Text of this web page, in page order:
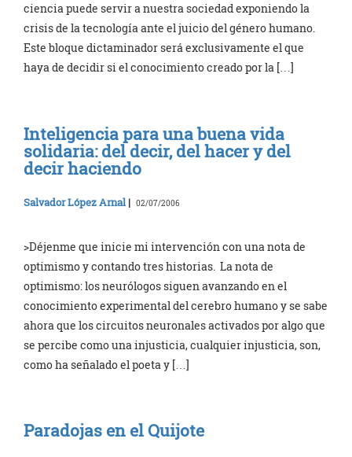
ciencia puede servir a nuestra sociedad exponiendo la
crisis de la tecnología ante el juicio del género humano.
Este bloque dictaminador será exclusivamente el que
haya de decidir si el conocimiento creado por la […]
Inteligencia para una buena vida
solidaria: del decir, del hacer y del
decir haciendo
Salvador López Arnal | 02/07/2006
>Déjenme que inicie mi intervención con una nota de
optimismo y contando tres historias. La nota de
optimismo: los neurólogos siguen avanzando en el
conocimiento experimental del cerebro humano y se sabe
ahora que los circuitos neuronales activados por algo que
se percibe como una injusticia, cualquier injusticia, son,
como ha señalado el poeta y […]
Paradojas en el Quijote